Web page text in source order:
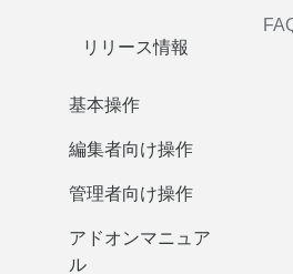
リリース情報
基本操作
編集者向け操作
管理者向け操作
アドオンマニュア
ル